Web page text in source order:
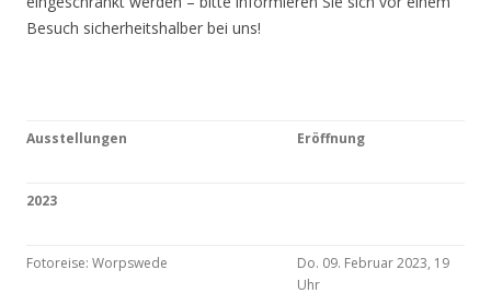
Besuch sicherheitshalber bei uns!
Ausstellungen Eröffnung
2023
Fotoreise: Worpswede
Do. 09. Februar 2023, 19
Uhr